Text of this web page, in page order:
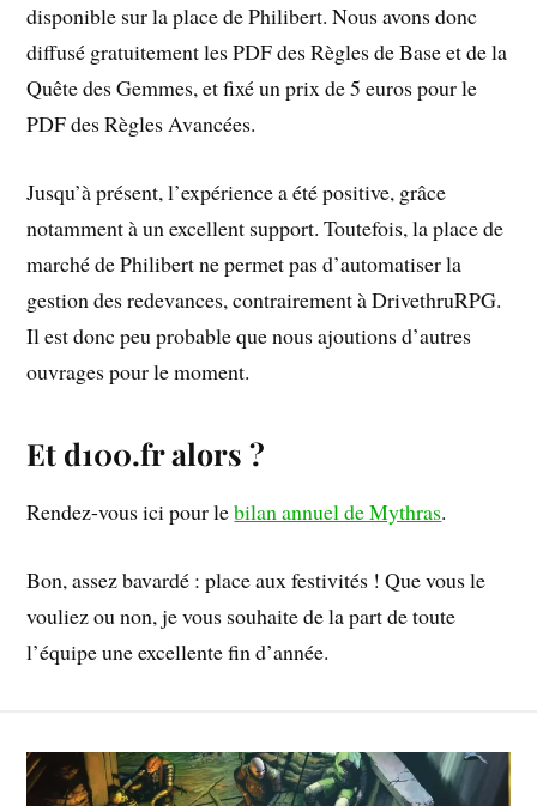
disponible sur la place de Philibert. Nous avons donc
diffusé gratuitement les PDF des Règles de Base et de la
Quête des Gemmes, et fixé un prix de 5 euros pour le
PDF des Règles Avancées.
Jusqu’à présent, l’expérience a été positive, grâce
notamment à un excellent support. Toutefois, la place de
marché de Philibert ne permet pas d’automatiser la
gestion des redevances, contrairement à DrivethruRPG.
Il est donc peu probable que nous ajoutions d’autres
ouvrages pour le moment.
Et d100.fr alors ?
Rendez-vous ici pour lebilan annuel de Mythras.
Bon, assez bavardé : place aux festivités ! Que vous le
vouliez ou non, je vous souhaite de la part de toute
l’équipe une excellente fin d’année.